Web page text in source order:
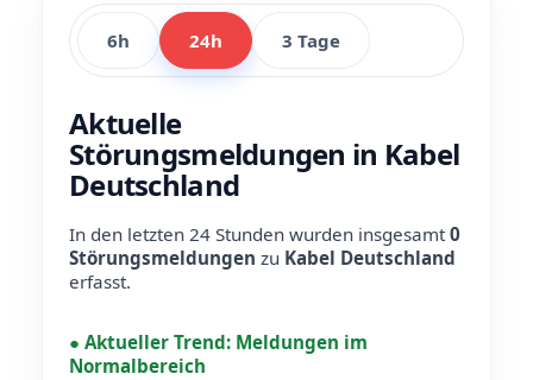
6h 24h 3 Tage
Aktuelle
Störungsmeldungen in Kabel
Deutschland
In den letzten 24 Stunden wurden insgesamt0
Störungsmeldungen zu Kabel Deutschland
erfasst.
● Aktueller Trend: Meldungen im
Normalbereich